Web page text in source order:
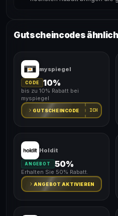
Gutscheincodes
myspiegel
CODE 10%
bis zu 10% Rabatt bei
myspiegel
GUTSCHEINCODE ICH
Holdit
ANGEBOT 50%
Erhalten Sie 50% Rabatt.
ANGEBOT AKTIVIEREN